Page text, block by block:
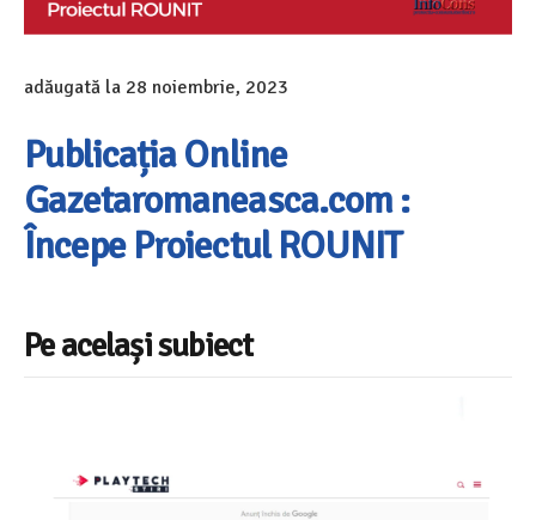
adăugată la 28 noiembrie, 2023
Publicația Online
Gazetaromaneasca.com :
Începe Proiectul ROUNIT
Pe același subiect